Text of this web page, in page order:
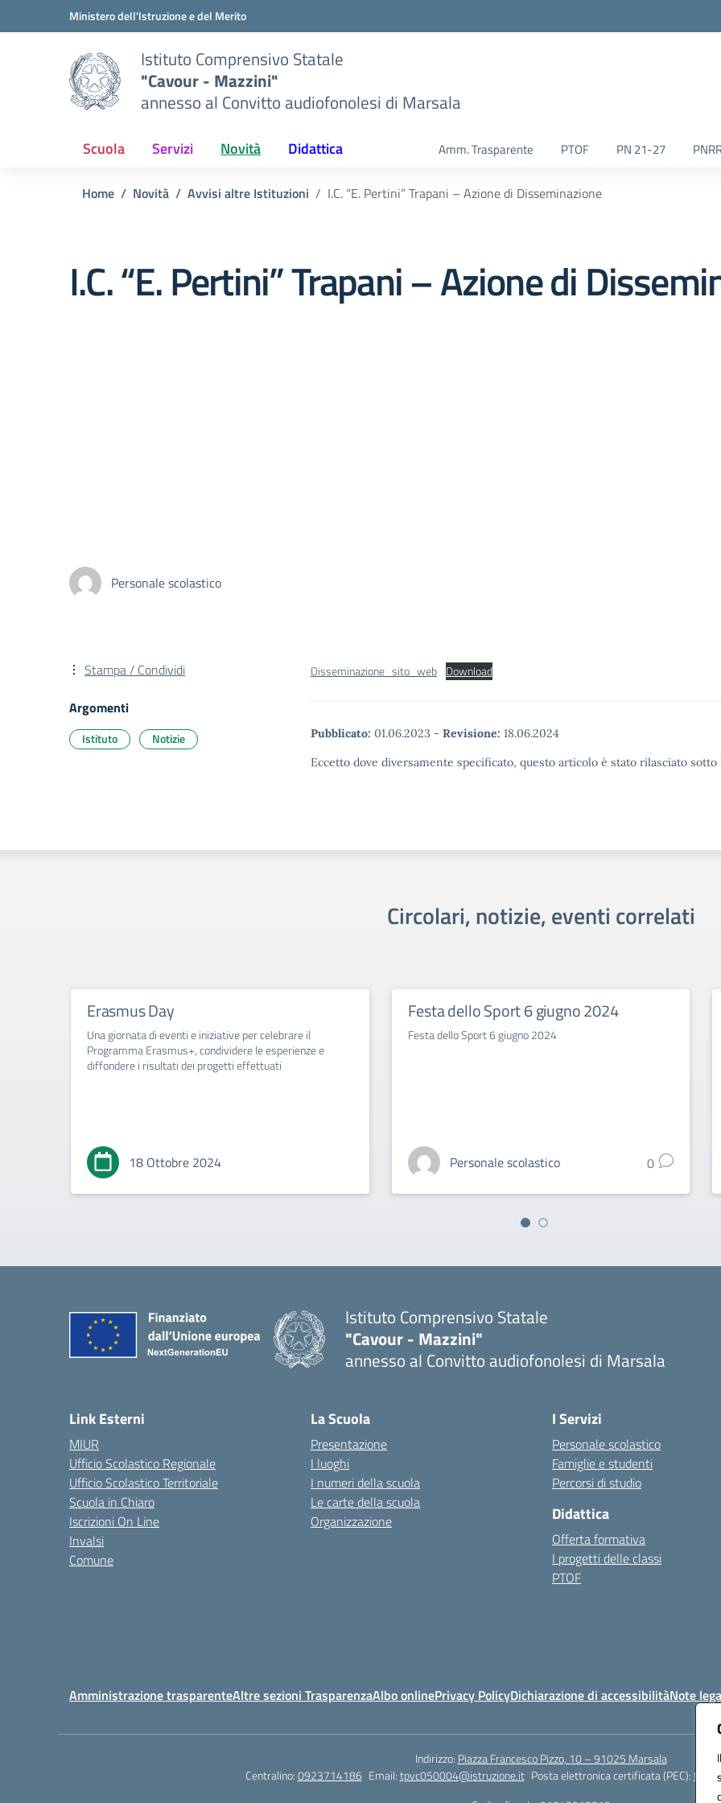
Vai ai contenuti
Vai al menu di navigazioneMinistero dell'Istruzione e del Merito
Istituto Comprensivo Statale
"Cavour - Mazzini"
annesso al Convitto audiofonolesi di Marsala
Scuola Servizi Novità Didattica Amm. Trasparente PTOF PN 21-27
Home Novità Avvisi altre Istituzioni I.C. “E. Pertini” Trapani – Azione di Disseminazione
I.C. “E. Pertini” Trapani – Azione di
Personale scolastico
Disseminazione_sito_web Download
Pubblicato: 01.06.2023 - Revisione: 18.06.2024
Eccetto dove diversamente specificato, questo articolo è stato rilasciato
Stampa / Condividi
Argomenti
Istituto Notizie
Circolari, notizie, eventi correlati
Erasmus Day
Una giornata di eventi e iniziative per celebrare il
Programma Erasmus+, condividere le esperienze e
diffondere i risultati dei progetti effettuati
18 Ottobre 2024
Festa dello Sport 6 giugno 2024
Festa dello Sport 6 giugno 2024
Personale scolastico 0
Istituto Comprensivo Statale
"Cavour - Mazzini"
annesso al Convitto audiofonolesi di Marsala
Link Esterni
MIUR
Ufficio Scolastico Regionale
Ufficio Scolastico Territoriale
Scuola in Chiaro
Iscrizioni On Line
Invalsi
Comune
La Scuola
Presentazione
I luoghi
I numeri della scuola
Le carte della scuola
Organizzazione
I Servizi
Personale scolastico
Famiglie e studenti
Percorsi di studio
Didattica
Offerta formativa
I progetti delle classi
PTOF
Amministrazione trasparenteAltre sezioni TrasparenzaAlbo onlinePrivacy PolicyDichiarazione di accessibilitàNote
Indirizzo: Piazza Francesco Pizzo, 10 – 91025 Marsala
Centralino:0923714186 Email:tpvc050004@istruzione.it Posta elettronica certificata (PEC):